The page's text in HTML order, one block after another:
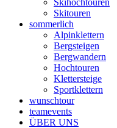
Skihochtouren
Skitouren
sommerlich
Alpinklettern
Bergsteigen
Bergwandern
Hochtouren
Klettersteige
Sportklettern
wunschtour
teamevents
ÜBER UNS